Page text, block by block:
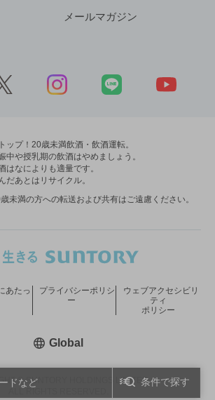
条件で探す
メールマガジン
ップ！20歳未満飲酒・飲酒運転。
中や授乳期の飲酒はやめましょう。
はなによりも適量です。
だあとはリサイクル。
未満の方への転送および共有はご遠慮ください。
© SUNTORY HOLDINGS LIMITED.
あたっ
プライバシーポリシ
ー
ウェブアクセシビリ
ティ
ポリシー
Global新しいウィンドウで開く